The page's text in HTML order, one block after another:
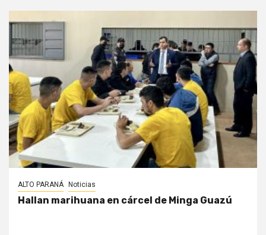
ALTO PARANÁ Noticias
Hallan marihuana en cárcel de Minga Guazú